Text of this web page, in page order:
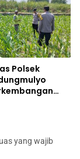
Polsek
yang wajib